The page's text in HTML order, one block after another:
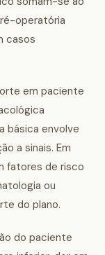
operatória
casos
em paciente
básica envolve
a sinais. Em
fatores de risco
ou
do plano.
do paciente